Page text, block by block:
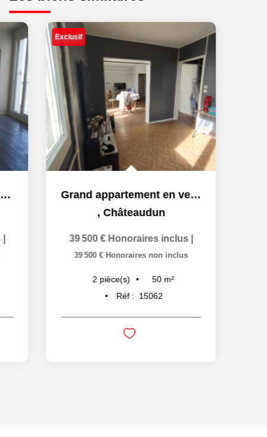
Exclusif
Grand appartement en vente à Châteaudun
Châteaudun
Honoraires inclus|
Honoraires non inclus
50m²
15062